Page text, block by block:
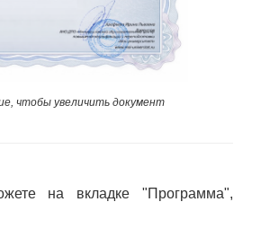
чтобы увеличить документ
на вкладке "Программа",